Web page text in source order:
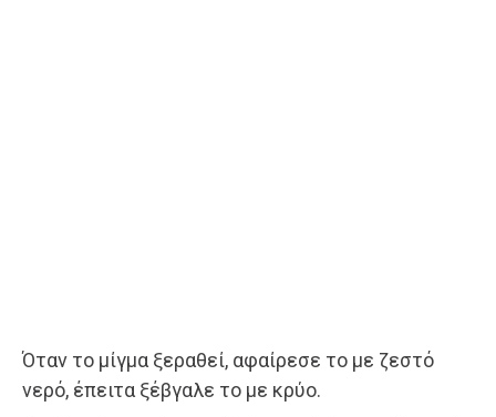
Όταν το μίγμα ξεραθεί, αφαίρεσε το με ζεστό
νερό, έπειτα ξέβγαλε το με κρύο.